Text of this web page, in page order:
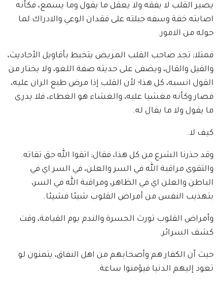
يصير القلب لا يفقه ولا يعقل ما يقول وما يسمع، فكأنه
اصابته خفة وسفه جبلته على فقدان الوعي والادراك لما
حوله من الامور.
فمثلا; تجد صاحب القلب المريض يتخبط بأقاويل الأحاديث،
والقيل والقال، ويضفى على حديثه صفة اللغو، ولا يختار من
القول انسبه، كل هذا؛ لأن القلب إذا مرض طبع الران عليه،
فصار وكأنه مغشيا عليه، والغشاء هو الغطاء، فلا يدرى
ما يقول ولا ما يقال له.
كيف لا.
وقد حذرنا الشرع من كل هذا، فقال; اتقوا الله حق تقاته.
والتقوى مراقبة الله في السر والعلن، في السر اي في
الباطن والعلن اي في الظاهر، ومراقبة الله في السر،
بتهذيب النفس من أمراض القلوب شيئا فشيئا.
وأمراض القلوب تورث الحسرة والندم يوم القيامة، وقت
كشف السرائر.
حيث أن الكفار هم وأصحابهم من اهل النفاق، يتمنون لو
تعود إليهم الدنيا فيؤمنوا ساعة.